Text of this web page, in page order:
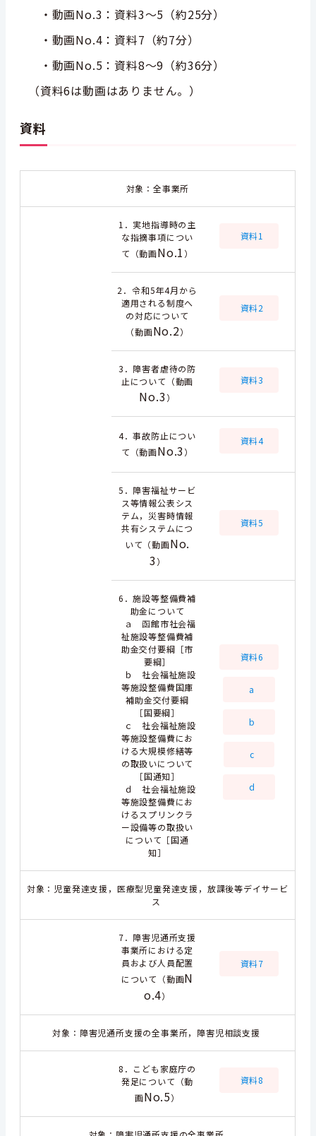
・動画No.3：資料3～5（約25分）
・動画No.4：資料7（約7分）
・動画No.5：資料8～9（約36分）
（資料6は動画はありません。）
資料
対象：全事業所
1．実地指導時の主
な指摘事項につい
て（動画No.1 ）
資料1
2．令和5年4月から
適用される制度へ
の対応について
（動画No.2）
資料2
3．障害者虐待の防
止について（動画
No.3）
資料3
4．事故防止につい
て（動画No.3）
資料4
5．障害福祉サービ
ス等情報公表シス
テム，災害時情報
共有システムにつ
いて（動画No.
3）
資料5
6．施設等整備費補
助金について
ａ 函館市社会福
祉施設等整備費補
助金交付要綱［市
要綱］
ｂ 社会福祉施設
等施設整備費国庫
補助金交付要綱
［国要綱］
ｃ 社会福祉施設
等施設整備費にお
ける大規模修繕等
の取扱いについて
［国通知］
ｄ 社会福祉施設
等施設整備費にお
けるスプリンクラ
ー設備等の取扱い
について［国通
知］
資料6
a
b
c
d
対象：児童発達支援，医療型児童発達支援，放課後等デイサービ
ス
7．障害児通所支援
事業所における定
員および人員配置
について（動画N
o.4）
資料7
対象：障害児通所支援の全事業所，障害児相談支援
8．こども家庭庁の
発足について（動
画No.5）
資料8